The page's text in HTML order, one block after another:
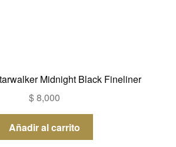
Midnight Black Fineliner
$8,000
Añadir al carrito